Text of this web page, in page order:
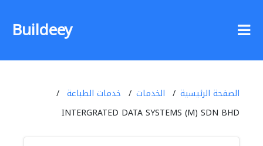
Buildeey
الصفحة الرئيسية الخدمات
خدمات الطباعة
INTERGRATED DATA SYSTEMS (M) SDN BHD